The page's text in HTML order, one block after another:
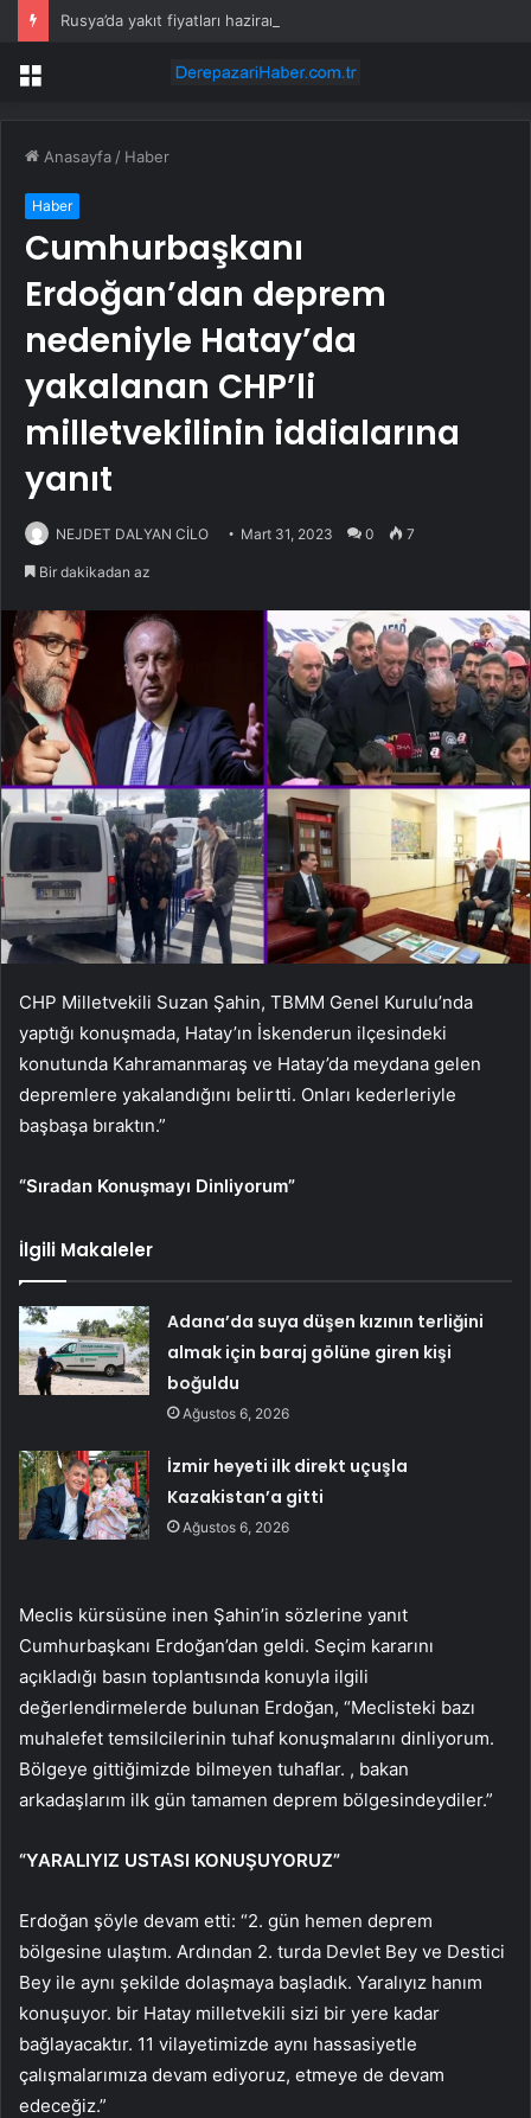
Menü
Anasayfa / Haber
Haber
Cumhurbaşkanı
Erdoğan’dan deprem
nedeniyle Hatay’da
yakalanan CHP’li
milletvekilinin iddialarına
yanıt
NEJDET DALYAN CİLO Mart 31, 2023 0 7
Bir dakikadan az
CHP Milletvekili Suzan Şahin, TBMM Genel Kurulu’nda
yaptığı konuşmada, Hatay’ın İskenderun ilçesindeki
konutunda Kahramanmaraş ve Hatay’da meydana gelen
depremlere yakalandığını belirtti. Onları kederleriyle
başbaşa bıraktın.”
“Sıradan Konuşmayı Dinliyorum”
İlgili Makaleler
Adana’da suya düşen kızının terliğini
almak için baraj gölüne giren kişi
boğuldu
Ağustos 6, 2026
İzmir heyeti ilk direkt uçuşla
Kazakistan’a gitti
Ağustos 6, 2026
Meclis kürsüsüne inen Şahin’in sözlerine yanıt
Cumhurbaşkanı Erdoğan’dan geldi. Seçim kararını
açıkladığı basın toplantısında konuyla ilgili
değerlendirmelerde bulunan Erdoğan, “Meclisteki bazı
muhalefet temsilcilerinin tuhaf konuşmalarını dinliyorum.
Bölgeye gittiğimizde bilmeyen tuhaflar. , bakan
arkadaşlarım ilk gün tamamen deprem bölgesindeydiler.”
“YARALIYIZ USTASI KONUŞUYORUZ”
Erdoğan şöyle devam etti: “2. gün hemen deprem
bölgesine ulaştım. Ardından 2. turda Devlet Bey ve Destici
Bey ile aynı şekilde dolaşmaya başladık. Yaralıyız hanım
konuşuyor. bir Hatay milletvekili sizi bir yere kadar
bağlayacaktır. 11 vilayetimizde aynı hassasiyetle
çalışmalarımıza devam ediyoruz, etmeye de devam
edeceğiz.”